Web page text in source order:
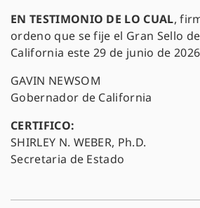
EN TESTIMONIO DE LO CUAL,
ordeno que se fije el Gran Sello
California este 29 de junio de
GAVIN NEWSOM
Gobernador de California
CERTIFICO:
SHIRLEY N. WEBER, Ph.D.
Secretaria de Estado